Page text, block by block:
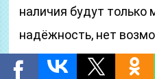
наличия будут
надёжность, нет
тросовый привод. Но